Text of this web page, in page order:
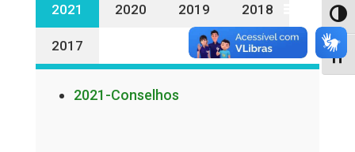
2021 2020 2019 2018
2017
2021-Conselhos